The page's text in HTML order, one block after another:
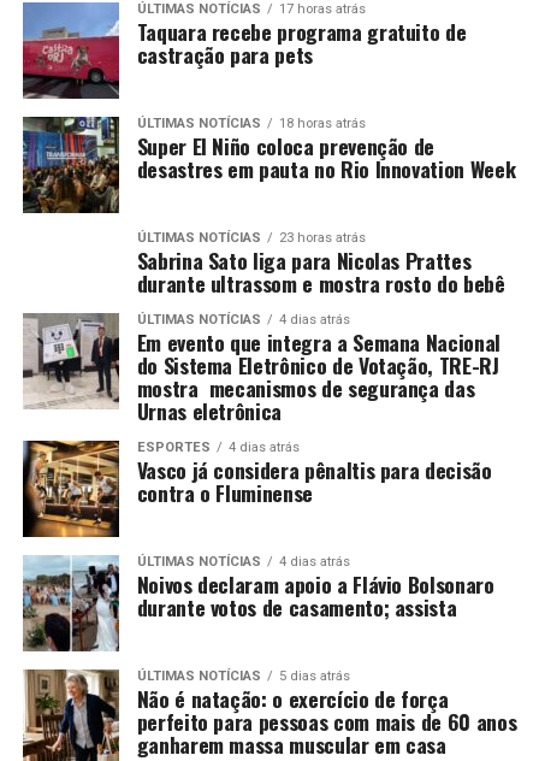
ÚLTIMAS NOTÍCIAS 17 horas atrás
Taquara recebe programa gratuito de
castração para pets
ÚLTIMAS NOTÍCIAS 18 horas atrás
Super El Niño coloca prevenção de
desastres em pauta no Rio Innovation Week
ÚLTIMAS NOTÍCIAS 23 horas atrás
Sabrina Sato liga para Nicolas Prattes
durante ultrassom e mostra rosto do bebê
ÚLTIMAS NOTÍCIAS 4 dias atrás
Em evento que integra a Semana Nacional
do Sistema Eletrônico de Votação, TRE-RJ
mostra mecanismos de segurança das
Urnas eletrônica
ESPORTES 4 dias atrás
Vasco já considera pênaltis para decisão
contra o Fluminense
ÚLTIMAS NOTÍCIAS 4 dias atrás
Noivos declaram apoio a Flávio Bolsonaro
durante votos de casamento; assista
ÚLTIMAS NOTÍCIAS 5 dias atrás
Não é natação: o exercício de força
perfeito para pessoas com mais de 60 anos
ganharem massa muscular em casa